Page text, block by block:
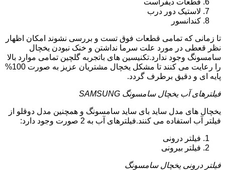
لاستیک دور درب
کندانسور
تا زمانی که تمامی قطعات فوق تست و بررسی نشوند امکان اظهار
نظر قعطی در مورد علت سرما نداشتن و خنک نبودن یخچال
سامسونگ وجود ندارد.تکنیسین های باتجربه گلچین تمامی موارد بالا
را رعایت می کنند تا مشکل یخچال مشتریان عزیز به صورت 100%
پایه ای و دقیق برطرف گردد.
فیلترهای آب یخچال سامسونگ SAMSUNG
یخچال های مدل ساید بای ساید سامسونگ و همچنین مدل دوقلو از
فیلتر آب استفاده می کنند.فیلترهای آب به 2 صورت وجود دارد:
فیلتر درونی
فیلتر بیرونی
فیلتر درونی یخچال سامسونگ